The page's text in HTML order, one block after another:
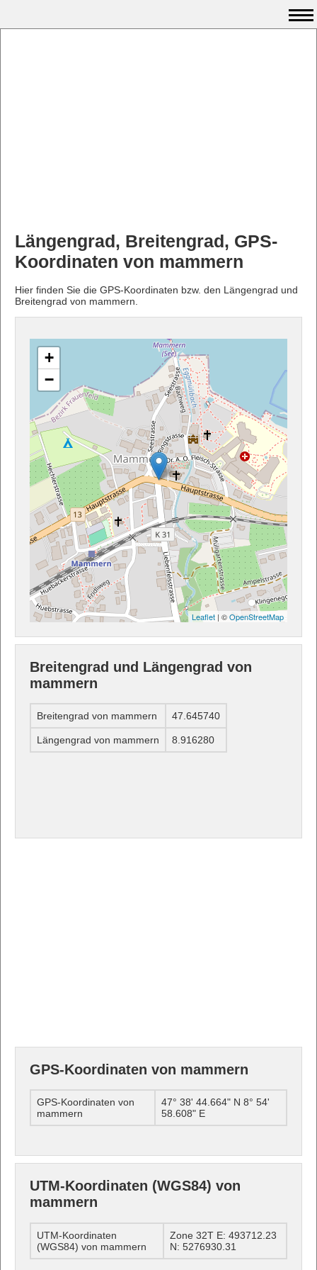
Längengrad, Breitengrad, GPS-
Koordinaten von mammern
Hier finden Sie die GPS-Koordinaten bzw. den Längengrad und
Breitengrad von mammern.
+
−
Leaflet | ©OpenStreetMap
Breitengrad und Längengrad von
mammern
Breitengrad von mammern 47.645740
Längengrad von mammern 8.916280
GPS-Koordinaten von mammern
GPS-Koordinaten von
mammern
47° 38' 44.664" N 8° 54'
58.608" E
UTM-Koordinaten (WGS84) von
mammern
UTM-Koordinaten
(WGS84) von mammern
Zone 32T E: 493712.23
N: 5276930.31